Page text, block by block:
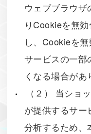
ウェブブラウザ
りCookieを無
し、Cookieを
サービスの一部
くなる場合があ
（２） 当ショ
が提供するサー
分析するため、